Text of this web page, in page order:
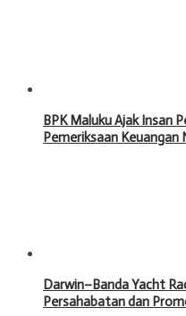
BPK Maluku Ajak Insan
Pemeriksaan Keuangan
Darwin–Banda Yacht
Persahabatan dan